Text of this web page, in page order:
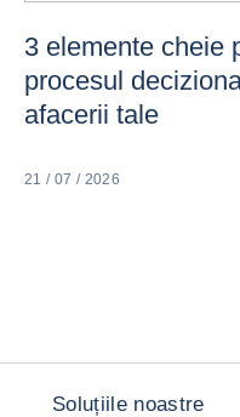
3 elemente cheie
procesul
afacerii tale
21 / 07 / 2026
Soluțiile noastre